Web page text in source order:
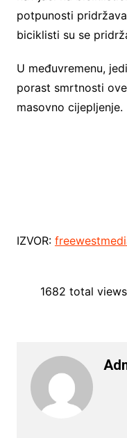
potpunosti
biciklisti su se
U međuvremenu,
porast smrtnosti
masovno cijepljenje.
IZVOR:
1682 total views